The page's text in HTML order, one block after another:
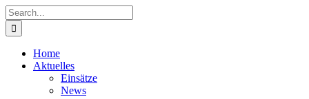
Skip
to
content
Search
for:
Home
Aktuelles
Einsätze
News